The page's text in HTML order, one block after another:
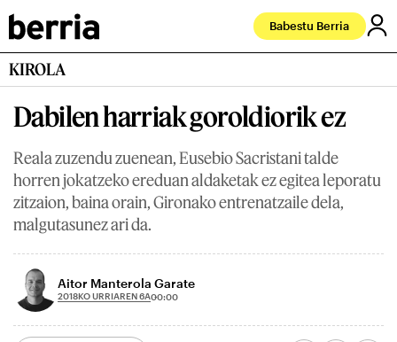
Babestu Berria
KIROLA
Dabilen harriak goroldiorik ez
Reala zuzendu zuenean, Eusebio Sacristani talde
horren jokatzeko ereduan aldaketak ez egitea leporatu
zitzaion, baina orain, Gironako entrenatzaile dela,
malgutasunez ari da.
Aitor Manterola Garate
2018KO URRIAREN 6A00:00